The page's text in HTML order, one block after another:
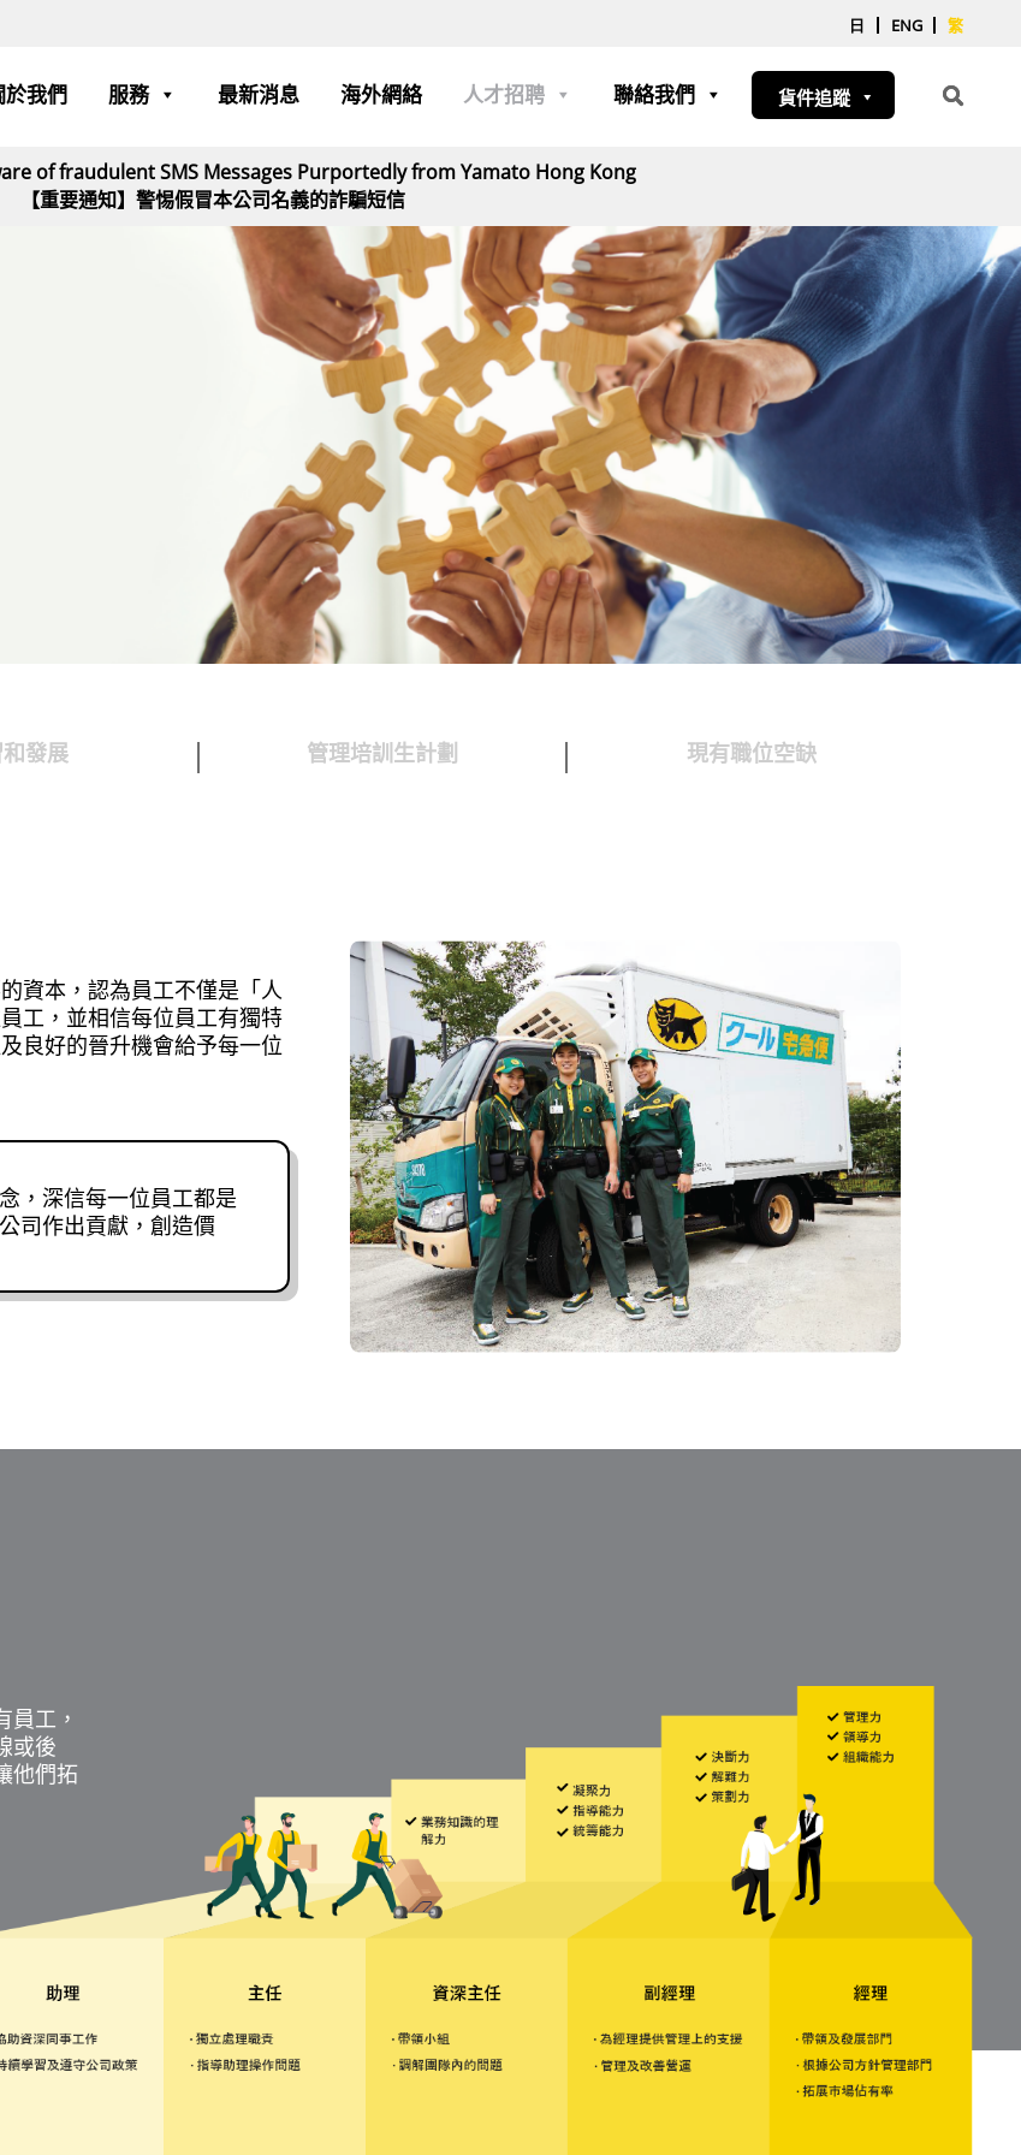
of fraudulent SMS Messages Purportedly from Yamato Hong Kong
【重要通知】警惕假冒本公司名義的詐騙短信
日 ENG 繁
於我們 服務 最新消息 海外網絡 人才招聘 聯絡我們 貨件追蹤
發展 管理培訓生計劃 現有職位空缺
資本，認為員工不僅是「人
工，並相信每位員工有獨特
良好的晉升機會給予每一位
，深信每一位員工都是
司作出貢獻，創造價
工，
或後
他們拓